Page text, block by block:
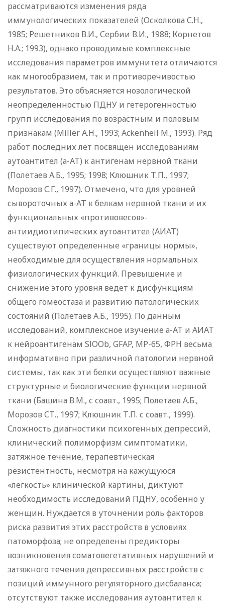
рассматриваются изменения ряда
иммунологических показателей (Осколкова С.Н.,
1985; Решетников В.И., Сербии В.И., 1988; Корнетов
Н.А.; 1993), однако проводимые комплексные
исследования параметров иммунитета отличаются
как многообразием, так и противоречивостью
результатов. Это объясняется нозологической
неопределенностью ПДНУ и гетерогенностью
групп исследования по возрастным и половым
признакам (Miller A.H., 1993; Ackenheil M., 1993). Ряд
работ последних лет посвящен исследованиям
аутоантител (а-АТ) к антигенам нервной ткани
(Полетаев А.Б., 1995; 1998; Клюшник Т.П., 1997;
Морозов С.Г., 1997). Отмечено, что для уровней
сывороточных а-АТ к белкам нервной ткани и их
функциональных «противовесов»-
антиидиотипических аутоантител (АИАТ)
существуют определенные «границы нормы»,
необходимые для осуществления нормальных
физиологических функций. Превышение и
снижение этого уровня ведет к дисфункциям
общего гомеостаза и развитию патологических
состояний (Полетаев А.Б., 1995). По данным
исследований, комплексное изучение а-АТ и АИАТ
к нейроантигенам SlOOb, GFAP, МР-65, ФРН весьма
информативно при различной патологии нервной
системы, так как эти белки осуществляют важные
структурные и биологические функции нервной
ткани (Башина В.М., с соавт., 1995; Полетаев А.Б.,
Морозов СТ., 1997; Клюшник Т.П. с соавт., 1999).
Сложность диагностики психогенных депрессий,
клинический полиморфизм симптоматики,
затяжное течение, терапевтическая
резистентность, несмотря на кажущуюся
«легкость» клинической картины, диктуют
необходимость исследований ПДНУ, особенно у
женщин. Нуждается в уточнении роль факторов
риска развития этих расстройств в условиях
патоморфоза; не определены предикторы
возникновения соматовегетативных нарушений и
затяжного течения депрессивных расстройств с
позиций иммунного регуляторного дисбаланса;
отсутствуют также исследования аутоантител к